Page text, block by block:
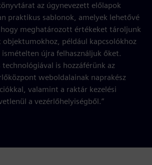
az úgynevezett előlapok
praktikus sablonok, amelyek lehetővé
meghatározott értékeket tároljunk
objektumokhoz, például kapcsolókhoz
újra felhasználjuk őket.
technológiával is hozzáférünk az
weboldalainak naprakész
valamint a raktár kezelési
a vezérlőhelyiségből.”